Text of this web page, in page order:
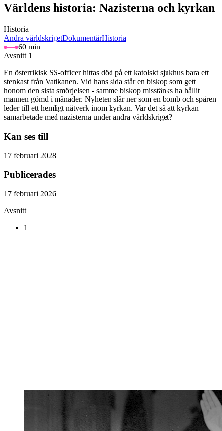
Världens historia: Nazisterna och kyrkan
Historia
Andra världskrigetDokumentärHistoria
60 min
Avsnitt 1
En österrikisk SS-officer hittas död på ett katolskt sjukhus bara ett
stenkast från Vatikanen. Vid hans sida står en biskop som gett
honom den sista smörjelsen - samme biskop misstänks ha hållit
mannen gömd i månader. Nyheten slår ner som en bomb och spåren
leder till ett hemligt nätverk inom kyrkan. Var det så att kyrkan
samarbetade med nazisterna under andra världskriget?
Kan ses till
17 februari 2028
Publicerades
17 februari 2026
Avsnitt
1